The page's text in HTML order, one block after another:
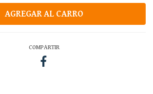
COMPARTIR